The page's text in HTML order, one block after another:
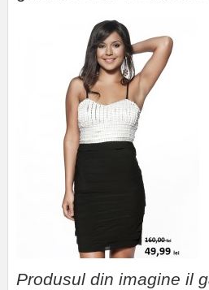
Produsul din imagine il